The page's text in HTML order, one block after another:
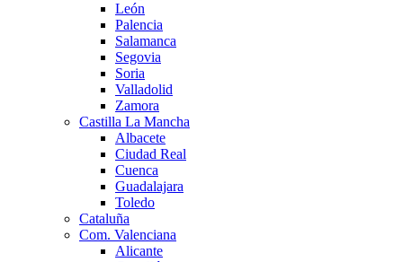
León
Palencia
Salamanca
Segovia
Soria
Valladolid
Zamora
Castilla La Mancha
Albacete
Ciudad Real
Cuenca
Guadalajara
Toledo
Cataluña
Com. Valenciana
Alicante